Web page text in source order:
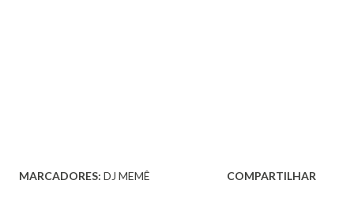
MARCADORES: DJ MEMÊ COMPARTILHAR